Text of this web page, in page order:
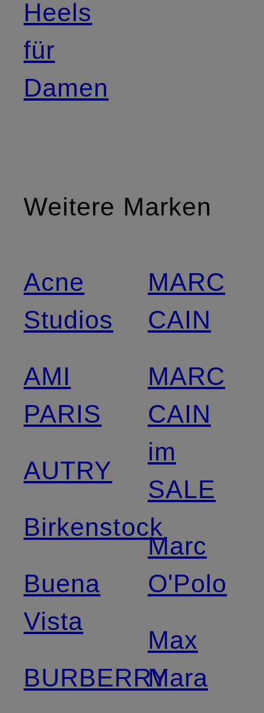
Heels
für
Damen
Weitere Marken
Acne
Studios
AMI
PARIS
AUTRY
Birkenstock
Buena
Vista
BURBERRY
MARC
CAIN
MARC
CAIN
im
SALE
Marc
O'Polo
Max
Mara